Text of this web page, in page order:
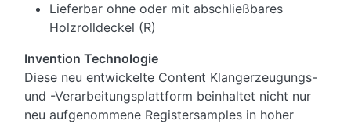
Lieferbar ohne oder mit abschließbares
Holzrolldeckel (R)
Invention Technologie
Diese neu entwickelte Content Klangerzeugungs-
und -Verarbeitungsplattform beinhaltet nicht nur
neu aufgenommene Registersamples in hoher